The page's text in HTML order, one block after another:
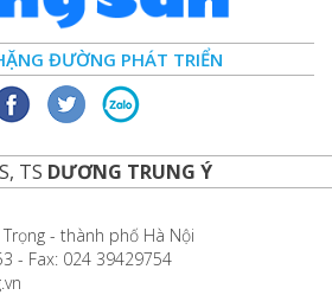
ĐƯỜNG PHÁT TRIỂN
TS DƯƠNG TRUNG Ý
- thành phố Hà Nội
- Fax: 024 39429754